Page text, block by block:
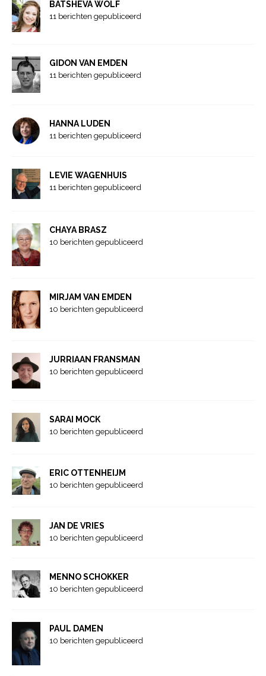
BATSHEVA WOLF
11 berichten gepubliceerd
GIDON VAN EMDEN
11 berichten gepubliceerd
HANNA LUDEN
11 berichten gepubliceerd
LEVIE WAGENHUIS
11 berichten gepubliceerd
CHAYA BRASZ
10 berichten gepubliceerd
MIRJAM VAN EMDEN
10 berichten gepubliceerd
JURRIAAN FRANSMAN
10 berichten gepubliceerd
SARAI MOCK
10 berichten gepubliceerd
ERIC OTTENHEIJM
10 berichten gepubliceerd
JAN DE VRIES
10 berichten gepubliceerd
MENNO SCHOKKER
10 berichten gepubliceerd
PAUL DAMEN
10 berichten gepubliceerd